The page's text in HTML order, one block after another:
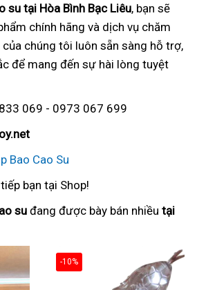
su tại Hòa Bình Bạc Liêu, bạn sẽ
chính hãng và dịch vụ chăm
chúng tôi luôn sẵn sàng hỗ trợ,
để mang đến sự hài lòng tuyệt
069 - 0973 067 699
Bao Cao Su
bạn tại Shop!
suđang được bày bán nhiều tại
-10%